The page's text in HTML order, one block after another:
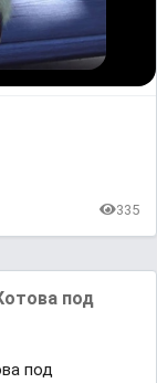
335
под
под